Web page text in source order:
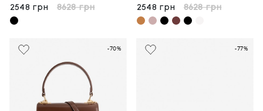
2548 грн 8628 грн 2548 грн 8628 грн
-70% -77%